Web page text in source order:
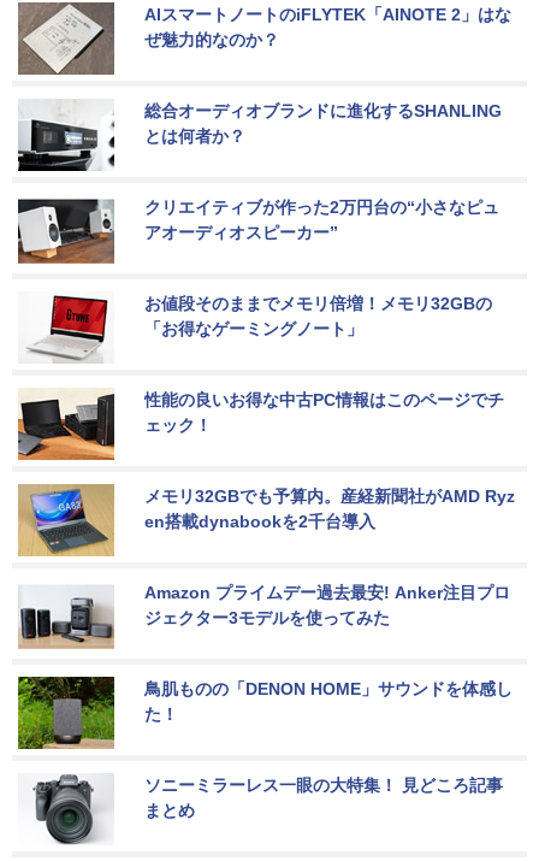
AIスマートノートのiFLYTEK「AINOTE 2」はな
ぜ魅力的なのか？
総合オーディオブランドに進化するSHANLING
とは何者か？
クリエイティブが作った2万円台の“小さなピュ
アオーディオスピーカー”
お値段そのままでメモリ倍増！メモリ32GBの
「お得なゲーミングノート」
性能の良いお得な中古PC情報はこのページでチ
ェック！
メモリ32GBでも予算内。産経新聞社がAMD Ryz
en搭載dynabookを2千台導入
Amazon プライムデー過去最安! Anker注目プロ
ジェクター3モデルを使ってみた
鳥肌ものの「DENON HOME」サウンドを体感し
た！
ソニーミラーレス一眼の大特集！ 見どころ記事
まとめ